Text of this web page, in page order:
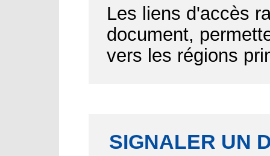
Les liens d'accès
document,
vers les régions
SIGNALER UN